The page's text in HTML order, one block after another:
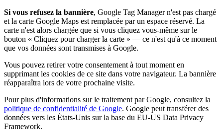
Si vous refusez la bannière, Google Tag Manager n'est pas chargé
et la carte Google Maps est remplacée par un espace réservé. La
carte n'est alors chargée que si vous cliquez vous-même sur le
bouton « Cliquez pour charger la carte » — ce n'est qu'à ce moment
que vos données sont transmises à Google.
Vous pouvez retirer votre consentement à tout moment en
supprimant les cookies de ce site dans votre navigateur. La bannière
réapparaîtra lors de votre prochaine visite.
Pour plus d'informations sur le traitement par Google, consultez la
politique de confidentialité de Google. Google peut transférer des
données vers les États-Unis sur la base du EU-US Data Privacy
Framework.